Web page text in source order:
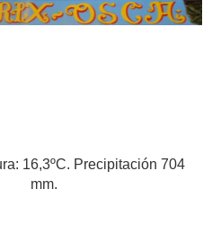
16,3ºC. Precipitación 704
mm.